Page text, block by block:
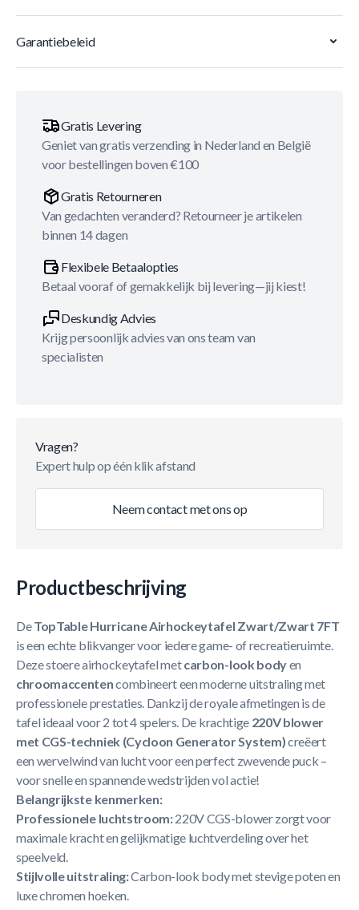
Garantiebeleid
Gratis Levering
Geniet van gratis verzending in Nederland en België
voor bestellingen boven €100
Gratis Retourneren
Van gedachten veranderd? Retourneer je artikelen
binnen 14 dagen
Flexibele Betaalopties
Betaal vooraf of gemakkelijk bij levering—jij kiest!
Deskundig Advies
Krijg persoonlijk advies van ons team van
specialisten
Vragen?
Expert hulp op één klik afstand
Neem contact met ons op
Productbeschrijving
DeTopTable Hurricane Airhockeytafel Zwart/Zwart 7FT
is een echte blikvanger voor iedere game- of recreatieruimte.
Deze stoere airhockeytafel metcarbon-look bodyen
chroomaccentencombineert een moderne uitstraling met
professionele prestaties. Dankzij de royale afmetingen is de
tafel ideaal voor 2 tot 4 spelers. De krachtige 220V blower
met CGS-techniek (Cycloon Generator System)creëert
een wervelwind van lucht voor een perfect zwevende puck –
voor snelle en spannende wedstrijden vol actie!
Belangrijkste kenmerken:
Professionele luchtstroom:220V CGS-blower zorgt voor
maximale kracht en gelijkmatige luchtverdeling over het
speelveld.
Stijlvolle uitstraling:Carbon-look body met stevige poten en
luxe chromen hoeken.